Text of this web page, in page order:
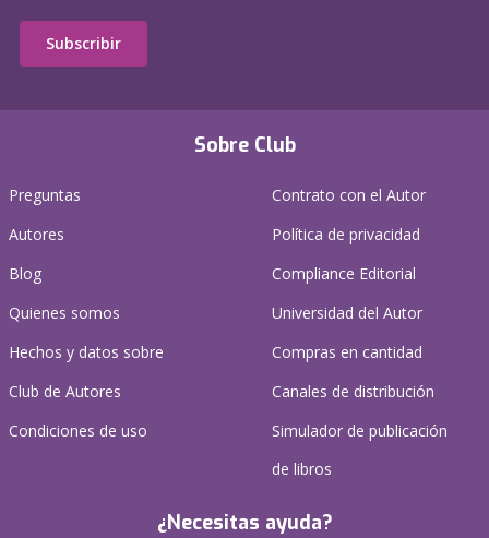
Sobre Club
Preguntas
Autores
Blog
Quienes somos
Hechos y datos sobre
Club de Autores
Condiciones de uso
Contrato con el Autor
Política de privacidad
Compliance Editorial
Universidad del Autor
Compras en cantidad
Canales de distribución
Simulador de publicación
de libros
¿Necesitas ayuda?
Subscribir